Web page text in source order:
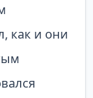
как и они